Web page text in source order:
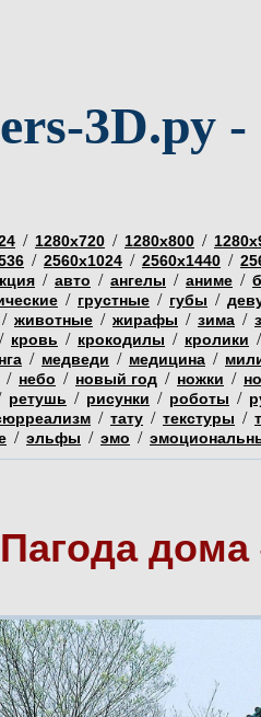
3D.ру -
/ 1280х720 / 1280х800 /
/ 2560х1024 / 2560х1440 /
/ авто / ангелы / аниме /
/ грустные / губы /
/ животные / жирафы / зима /
/ кровь / крокодилы / кролики /
/ медведи / медицина /
/ небо / новый год / ножки /
ретушь / рисунки / роботы /
/ тату / текстуры /
/ эльфы / эмо /
дома